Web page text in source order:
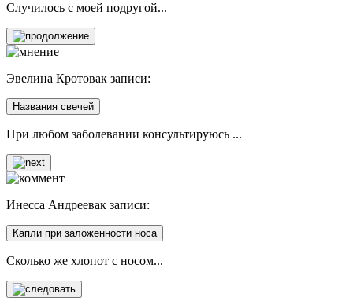
Случилось с моей подругой...
Эвелина Кротовак записи:
Названия свечей
При любом заболевании консультируюсь ...
Инесса Андреевак записи:
Капли при заложенности носа
Сколько же хлопот с носом...